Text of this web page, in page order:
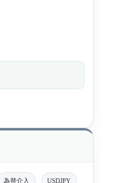
為替介入 USDJPY